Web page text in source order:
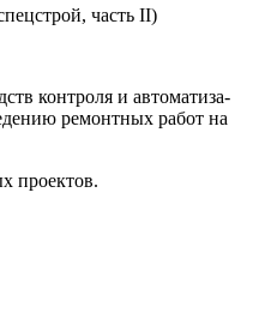
часть II)
контроля и автоматиза­
ремонтных работ на
проектов.